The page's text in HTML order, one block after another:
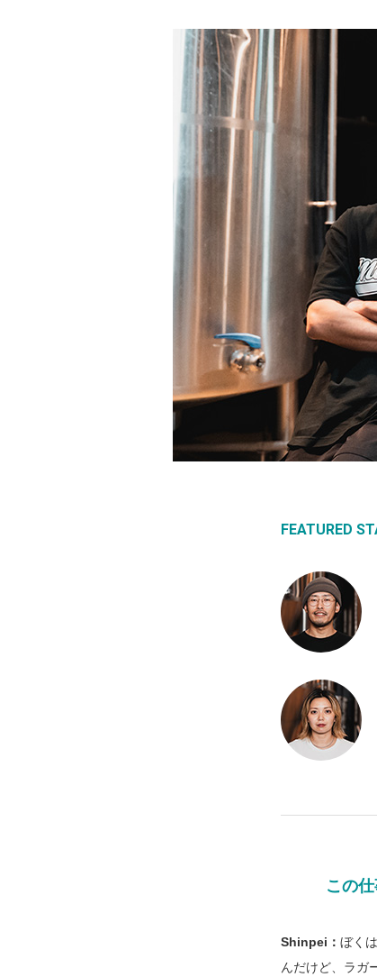
FEATURED
この
Shinpei： ぼく
んだけど、ラガ